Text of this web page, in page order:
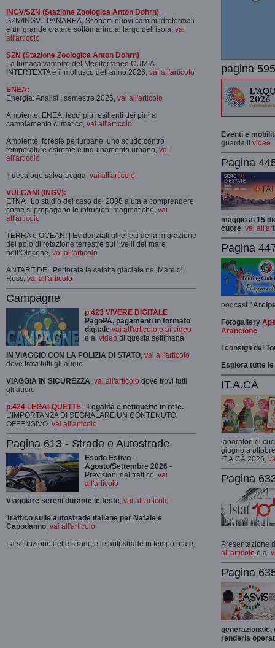
INGV/SZN (Stazione Zoologica Anton Dohrn)
SZN/INGV - PANAREA, Scoperti nuovi camini idrotermali
e un grande cratere sottomarino al largo dell'isola, vai
all'articolo
SZN (Stazione Zoologica Anton Dohrn)
La lumaca vampiro del Mediterraneo CUMIA
INTERTEXTA è il mollusco dell'anno 2026, vai all'articolo
ENEA:
Energia: Analisi I semestre 2026, vai all'articolo
Ambiente: ENEA, lecci più resilienti dei pini al
cambiamento climatico, vai all'articolo
Ambiente: foreste periurbane, uno scudo contro
temperature estreme e inquinamento urbano, vai
all'articolo
Il decalogo salva-acqua, vai all'articolo
VULCANI (INGV):
ETNA | Lo studio del caso del 2008 aiuta a comprendere
come si propagano le intrusioni magmatiche, vai
all'articolo
TERRA e OCEANI | Evidenziati gli effetti della migrazione
del polo di rotazione terrestre sui livelli del mare
nell’Olocene, vai all'articolo
ANTARTIDE | Perforata la calotta glaciale nel Mare di
Ross, vai all'articolo
Campagne
p.423 VIVERE DIGITALE
PagoPA, pagamenti in formato
digitale vai all'articolo e ai video
e al video di questa settimana
IN VIAGGIO CON LA POLIZIA DI STATO, vai all'articolo
dove trovi tutti gli audio
VIAGGIA IN SICUREZZA, vai all'articolo dove trovi tutti
gli audio
p.424 LEGALQUETTE - Legalità e netiquette in rete.
L’IMPORTANZA DI SEGNALARE UN CONTENUTO
OFFENSIVO vai all'articolo
Pagina 613 - Strade e Autostrade
Esodo Estivo –
Agosto/Settembre 2026 -
Previsioni del traffico, vai
all'articolo
Viaggiare sereni durante le feste, vai all'articolo
Traffico sulle autostrade italiane per Natale e
Capodanno, vai all'articolo
La situazione delle strade e le autostrade in tempo reale.
pagina
Eventi e
guarda il video
Pagina
maggio al 15
cuore, vai
Pagina
podcast
Fotogallery
Arancione
I consigli del
Esplora tutte
IT.A.CÀ
laboratori di
giugno a
IT.A.CÀ 2026,
Pagina
Presentazione
all'articolo e al
Pagina
generazionale,
renderla